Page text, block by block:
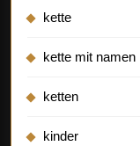
kette
kette mit namen
ketten
kinder